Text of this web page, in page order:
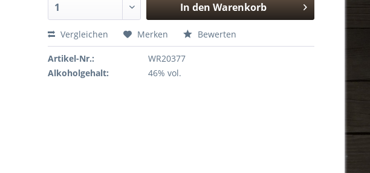
In den Warenkorb
Hinzugefügt
Vergleichen Merken Bewerten
Artikel-Nr.:
WR20377
Alkoholgehalt:
46% vol.